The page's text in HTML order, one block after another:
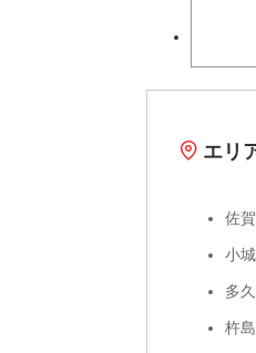
エリ
佐
小
多
杵